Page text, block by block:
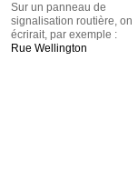
Sur un panneau de
signalisation routière, on
écrirait, par exemple :
Rue Wellington